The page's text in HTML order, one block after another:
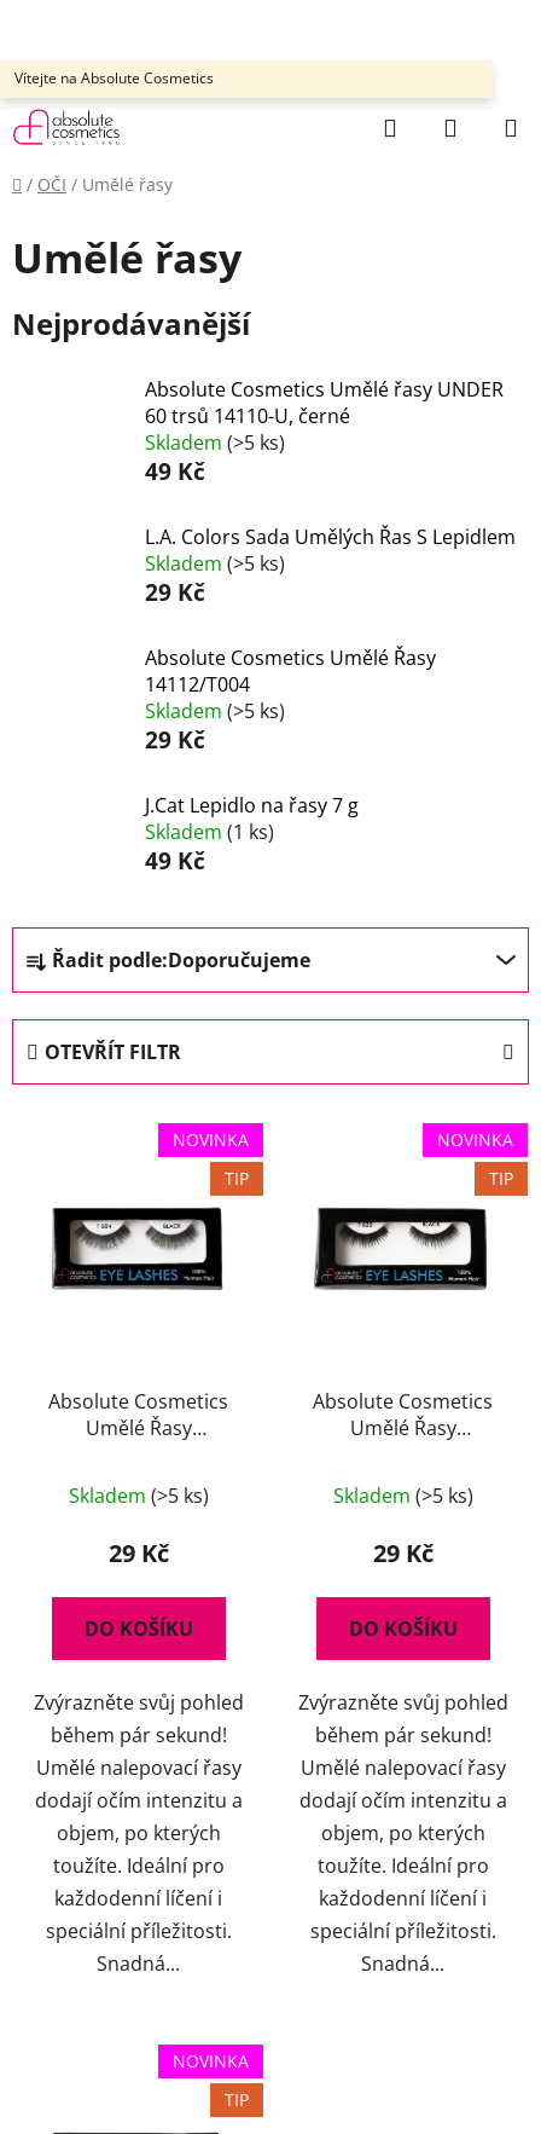
obsah
Vítejte na Absolute Cosmetics
Hledat
Domů
/ OČI / Umělé řasy
Umělé řasy
Nejprodávanější
Absolute Cosmetics Umělé řasy UNDER
60 trsů 14110-U, černé
Skladem (>5 ks)
49 Kč
L.A. Colors Sada Umělých Řas S Lepidlem
Skladem (>5 ks)
29 Kč
Absolute Cosmetics Umělé Řasy
14112/T004
Skladem (>5 ks)
29 Kč
J.Cat Lepidlo na řasy 7 g
Skladem (1 ks)
49 Kč
Ř
a
z
n
í
Řadit podle:Doporučujeme
OTEVŘÍT FILTR
NOVINKA
TIP
Absolute Cosmetics
Umělé Řasy
Skladem (>5 ks)
29 Kč
DO KOŠÍKU
Zvýrazněte svůj pohled
během pár sekund!
Umělé nalepovací řasy
dodají očím intenzitu a
objem, po kterých
toužíte. Ideální pro
každodenní líčení i
speciální příležitosti.
Snadná...
NOVINKA
TIP
Absolute Cosmetics
Umělé Řasy
Skladem (>5 ks)
29 Kč
DO KOŠÍKU
Zvýrazněte svůj pohled
během pár sekund!
Umělé nalepovací řasy
dodají očím intenzitu a
objem, po kterých
toužíte. Ideální pro
každodenní líčení i
speciální příležitosti.
Snadná...
NOVINKA
TIP